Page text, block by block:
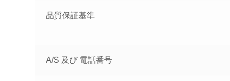
品質保証基準
A/S 及び 電話番号